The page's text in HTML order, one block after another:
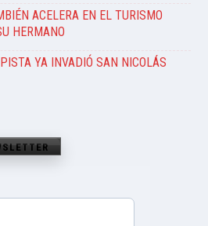
ACELERA EN EL TURISMO
HERMANO
YA INVADIÓ SAN NICOLÁS